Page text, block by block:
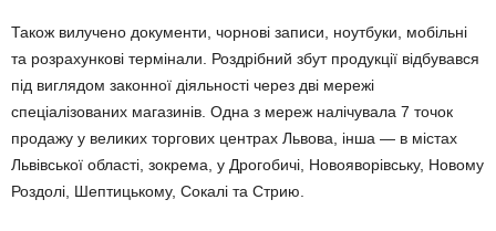
Також вилучено документи, чорнові записи, ноутбуки, мобільні
та розрахункові термінали. Роздрібний збут продукції відбувався
під виглядом законної діяльності через дві мережі
спеціалізованих магазинів. Одна з мереж налічувала 7 точок
продажу у великих торгових центрах Львова, інша — в містах
Львівської області, зокрема, у Дрогобичі, Новояворівську, Новому
Роздолі, Шептицькому, Сокалі та Стрию.